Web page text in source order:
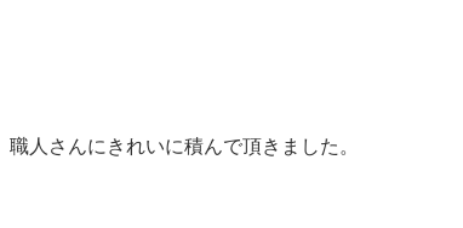
人さんにきれいに積んで頂きました。